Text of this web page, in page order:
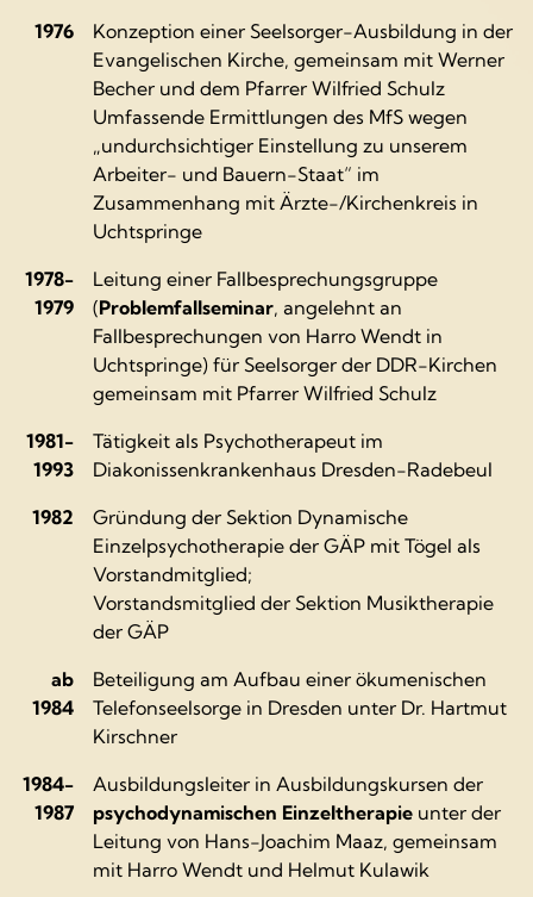
1976
Konzeption einer Seelsorger-Ausbildung in der
Evangelischen Kirche, gemeinsam mit Werner
Becher und dem Pfarrer Wilfried Schulz
Umfassende Ermittlungen des MfS wegen
„undurchsichtiger Einstellung zu unserem
Arbeiter- und Bauern-Staat“ im
Zusammenhang mit Ärzte-/Kirchenkreis in
Uchtspringe
1978-
1979
Leitung einer Fallbesprechungsgruppe
(Problemfallseminar, angelehnt an
Fallbesprechungen von Harro Wendt in
Uchtspringe) für Seelsorger der DDR-Kirchen
gemeinsam mit Pfarrer Wilfried Schulz
1981-
1993
Tätigkeit als Psychotherapeut im
Diakonissenkrankenhaus Dresden-Radebeul
1982
Gründung der Sektion Dynamische
Einzelpsychotherapie der GÄP mit Tögel als
Vorstandmitglied;
Vorstandsmitglied der Sektion Musiktherapie
der GÄP
ab
1984
Beteiligung am Aufbau einer ökumenischen
Telefonseelsorge in Dresden unter Dr. Hartmut
Kirschner
1984-
1987
Ausbildungsleiter in Ausbildungskursen der
psychodynamischen Einzeltherapie unter der
Leitung von Hans-Joachim Maaz, gemeinsam
mit Harro Wendt und Helmut Kulawik